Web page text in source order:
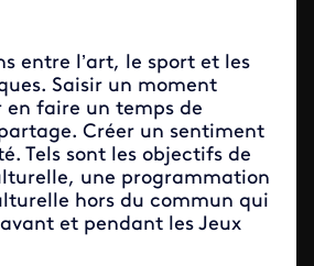
entre l’art, le sport et les
Saisir un moment
en faire un temps de
Créer un sentiment
Tels sont les objectifs de
une programmation
hors du commun qui
et pendant les Jeux